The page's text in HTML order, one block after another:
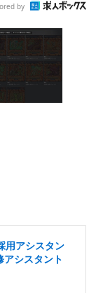
by
用アシスタン
シスタント